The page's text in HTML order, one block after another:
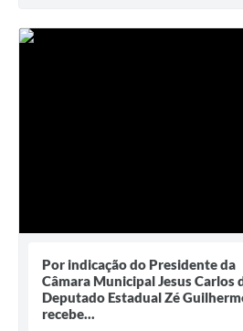
Por indicação do Presidente da
Câmara Municipal Jesus Carlos
Deputado Estadual Zé
recebe...